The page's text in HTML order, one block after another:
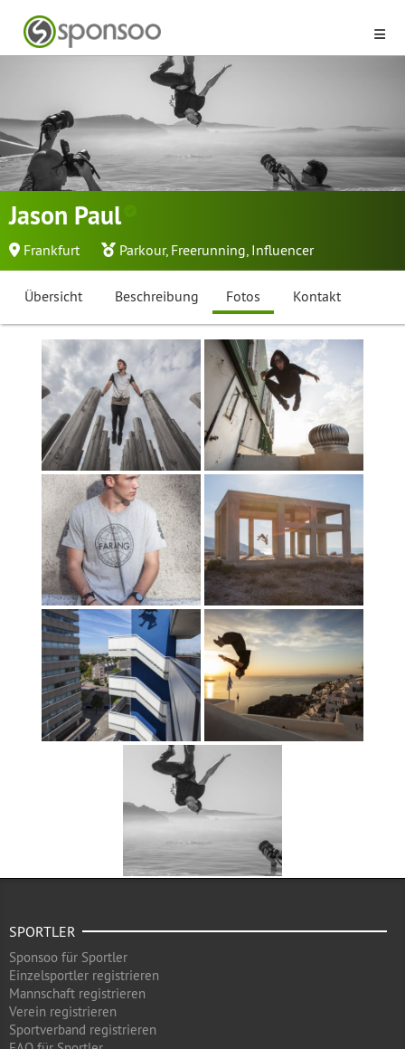
Jason Paul
Frankfurt Parkour, Freerunning, Influencer
Übersicht Beschreibung Fotos Kontakt
SPORTLER
Sponsoo für Sportler
Einzelsportler registrieren
Mannschaft registrieren
Verein registrieren
Sportverband registrieren